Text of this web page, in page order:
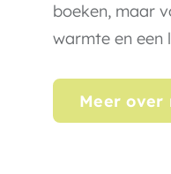
boeken, maar
warmte en een
Meer over